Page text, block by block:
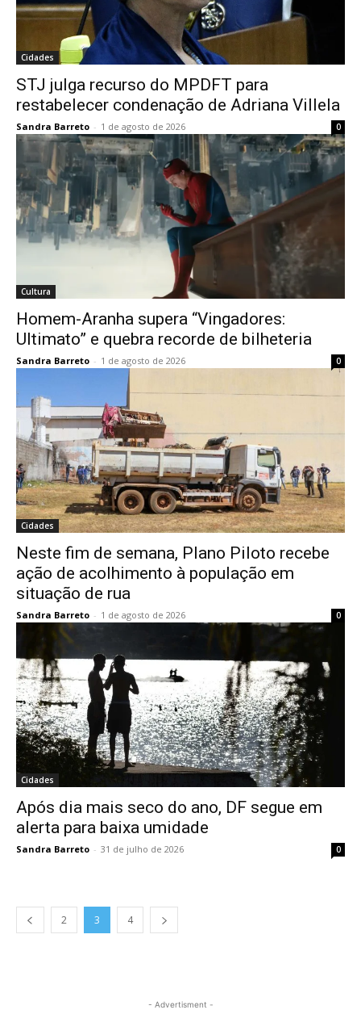
Cidades
STJ julga recurso do MPDFT para
restabelecer condenação de Adriana Villela
Sandra Barreto - 1 de agosto de 2026 0
Cultura
Homem-Aranha supera “Vingadores:
Ultimato” e quebra recorde de bilheteria
Sandra Barreto - 1 de agosto de 2026 0
Cidades
Neste fim de semana, Plano Piloto recebe
ação de acolhimento à população em
situação de rua
Sandra Barreto - 1 de agosto de 2026 0
Cidades
Após dia mais seco do ano, DF segue em
alerta para baixa umidade
Sandra Barreto - 31 de julho de 2026 0
2 3 4
- Advertisment -